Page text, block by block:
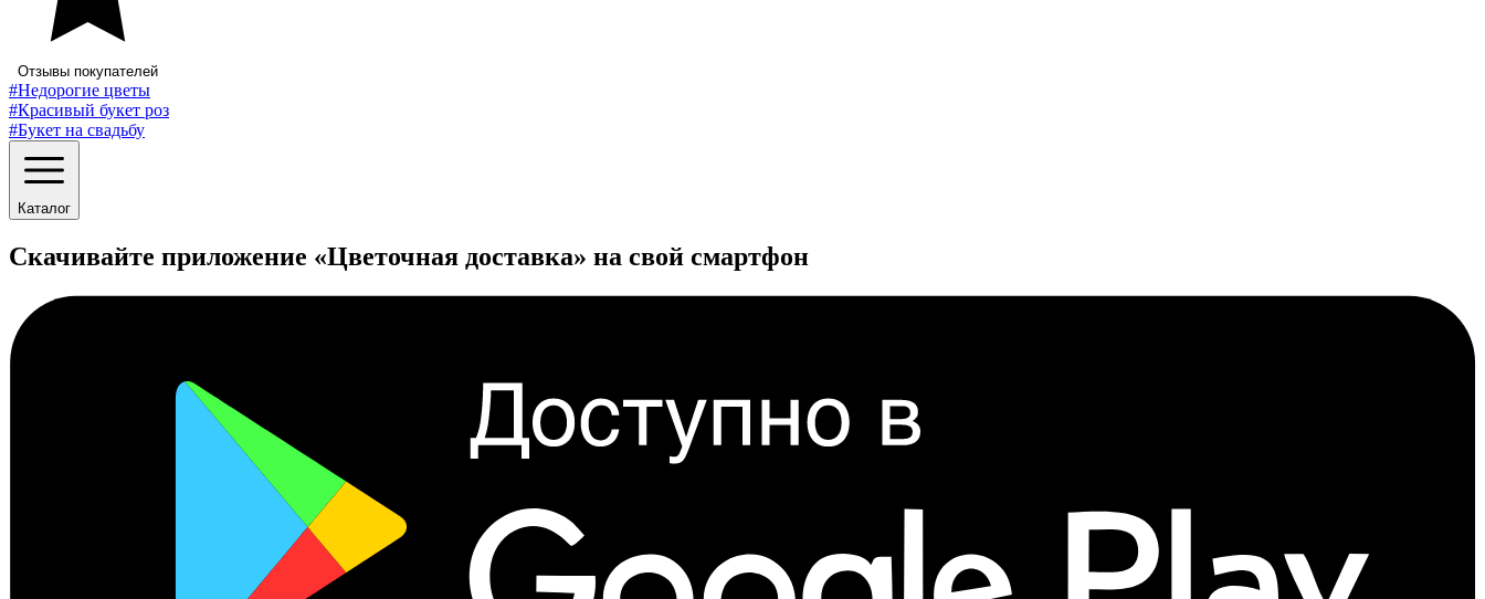
Отзывы покупателей
#Недорогие цветы
#Красивый букет роз
#Букет на свадьбу
Каталог
Скачивайте приложение «Цветочная доставка» на свой смартфон